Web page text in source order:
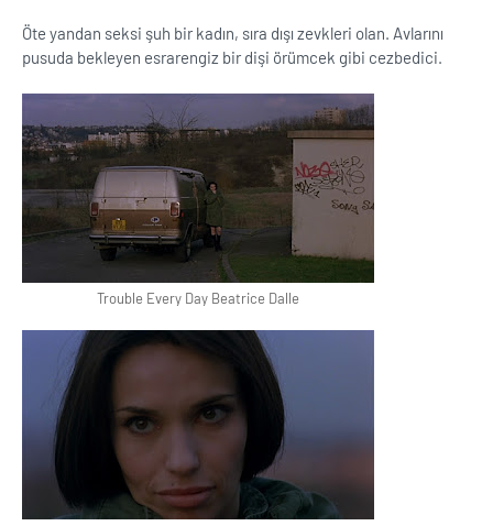
Öte yandan seksi şuh bir kadın, sıra dışı zevkleri olan. Avlarını
pusuda bekleyen esrarengiz bir dişi örümcek gibi cezbedici.
Trouble Every Day Beatrice Dalle